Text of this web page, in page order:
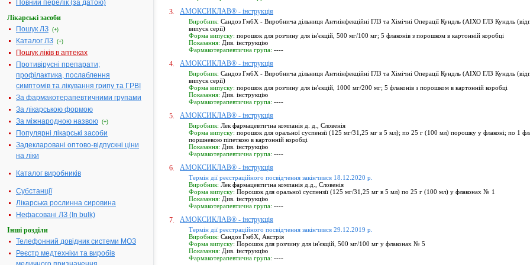
Повний перелік (за датою)
Лікарські засоби
Пошук ЛЗ (+)
Каталог ЛЗ (+)
Пошук ліків в аптеках
Противірусні препарати;
профілактика, послаблення
симптомів та лікування грипу та ГРВІ
За фармакотерапевтичними групами
За лікарською формою
За міжнародною назвою (+)
Популярні лікарські засоби
Задекларовані оптово-відпускні ціни
на ліки
Каталог виробників
Субстанції
Лікарська рослинна сировина
Нефасовані ЛЗ (In bulk)
Інші розділи
Телефонний довідник системи МОЗ
Реєстр медтехніки та виробів
3. АМОКСИКЛАВ® - інструкція
Виробник: Сандоз ГмбХ - Виробнича дільниця Антиінфекційні ГЛЗ та Хімічні Операції Кундль (АІХО ГЛЗ Кундль
випуск серії)
Форма випуску: порошок для розчину для ін'єкцій, 500 мг/100 мг; 5 флаконів з порошком в картонній коробці
Показання: Див. інструкцію
Фармакотерапевтична група: ----
4. АМОКСИКЛАВ® - інструкція
Виробник: Сандоз ГмбХ - Виробнича дільниця Антиінфекційні ГЛЗ та Хімічні Операції Кундль (АІХО ГЛЗ Кундль
випуск серії)
Форма випуску: порошок для розчину для ін'єкцій, 1000 мг/200 мг; 5 флаконів з порошком в картонній коробці
Показання: Див. інструкцію
Фармакотерапевтична група: ----
5. АМОКСИКЛАВ® - інструкція
Виробник: Лек фармацевтична компанія д. д., Словенія
Форма випуску: порошок для оральної суспензії (125 мг/31,25 мг в 5 мл); по 25 г (100 мл) порошку у флаконі; по 1
поршневою піпеткою в картонній коробці
Показання: Див. інструкцію
Фармакотерапевтична група: ----
6. АМОКСИКЛАВ® - інструкція
Термін дії реєстраційного посвідчення закінчився 18.12.2020 р.
Виробник: Лек фармацевтична компанія д.д., Словенія
Форма випуску: Порошок для оральної суспензії (125 мг/31,25 мг в 5 мл) по 25 г (100 мл) у флаконах № 1
Показання: Див. інструкцію
Фармакотерапевтична група: ----
7. АМОКСИКЛАВ® - інструкція
Термін дії реєстраційного посвідчення закінчився 29.12.2019 р.
Виробник: Сандоз ГмбХ, Австрія
Форма випуску: Порошок для розчину для ін'єкцій, 500 мг/100 мг у флаконах № 5
Показання: Див. інструкцію
Фармакотерапевтична група: ----